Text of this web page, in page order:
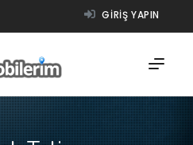
GIRIŞ YAPIN